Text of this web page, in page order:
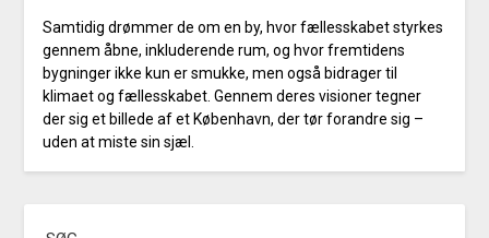
Samtidig drømmer de om en by, hvor fællesskabet styrkes
gennem åbne, inkluderende rum, og hvor fremtidens
bygninger ikke kun er smukke, men også bidrager til
klimaet og fællesskabet. Gennem deres visioner tegner
der sig et billede af et København, der tør forandre sig –
uden at miste sin sjæl.